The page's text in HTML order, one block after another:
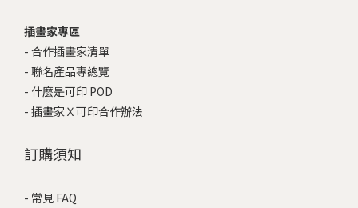
插畫家專區
- 合作插畫家清單
- 聯名產品專總覽
- 什麼是可印 POD
- 插畫家Ｘ可印合作辦法
訂購須知
- 常見 FAQ